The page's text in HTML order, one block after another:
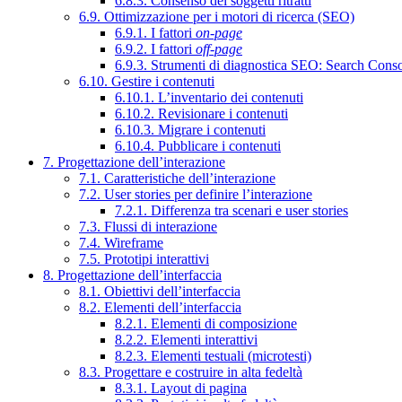
6.9. Ottimizzazione per i motori di ricerca (SEO)
6.9.1. I fattori on-page
6.9.2. I fattori off-page
6.9.3. Strumenti di diagnostica SEO: Search
6.10. Gestire i contenuti
6.10.1. L’inventario dei contenuti
6.10.2. Revisionare i contenuti
6.10.3. Migrare i contenuti
6.10.4. Pubblicare i contenuti
7. Progettazione dell’interazione
7.1. Caratteristiche dell’interazione
7.2. User stories per definire l’interazione
7.2.1. Differenza tra scenari e user stories
7.3. Flussi di interazione
7.4. Wireframe
7.5. Prototipi interattivi
8. Progettazione dell’interfaccia
8.1. Obiettivi dell’interfaccia
8.2. Elementi dell’interfaccia
8.2.1. Elementi di composizione
8.2.2. Elementi interattivi
8.2.3. Elementi testuali (microtesti)
8.3. Progettare e costruire in alta fedeltà
8.3.1. Layout di pagina